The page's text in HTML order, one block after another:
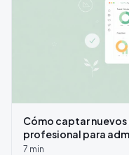
Cómo captar
profesional para
7 min